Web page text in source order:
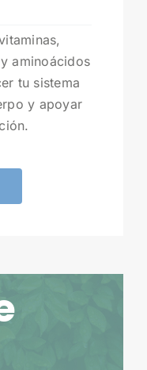
aminoácidos
tu sistema
y apoyar